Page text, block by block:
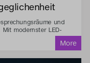
und
Mit modernster LED-